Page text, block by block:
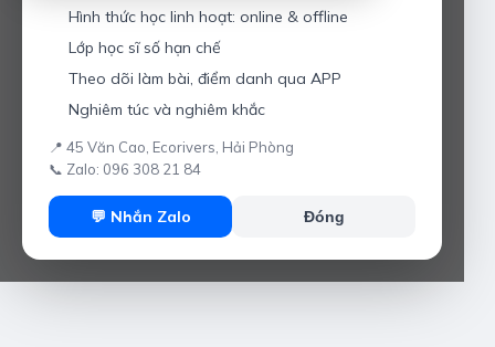
Hình thức học linh hoạt: online & offline
Lớp học sĩ số hạn chế
Theo dõi làm bài, điểm danh qua APP
Nghiêm túc và nghiêm khắc
📍 45 Văn Cao, Ecorivers, Hải Phòng
📞 Zalo: 096 308 21 84
💬 Nhắn Zalo Đóng